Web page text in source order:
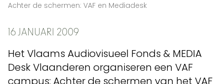
Achter de schermen: VAF en Mediadesk
16 JANUARI 2009
Het Vlaams Audiovisueel Fonds & MEDIA
Desk Vlaanderen organiseren een VAF
campus: Achter de schermen van het VAF